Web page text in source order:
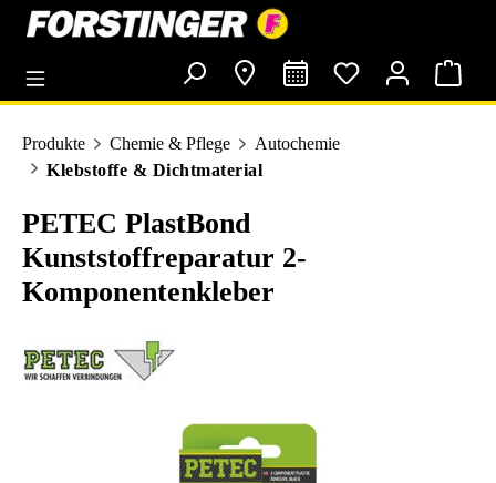
springen
Produkte Chemie & Pflege
Autochemie
Klebstoffe & Dichtmaterial
PETEC PlastBond
Kunststoffreparatur 2-
Komponentenkleber
Bildergalerie überspringen